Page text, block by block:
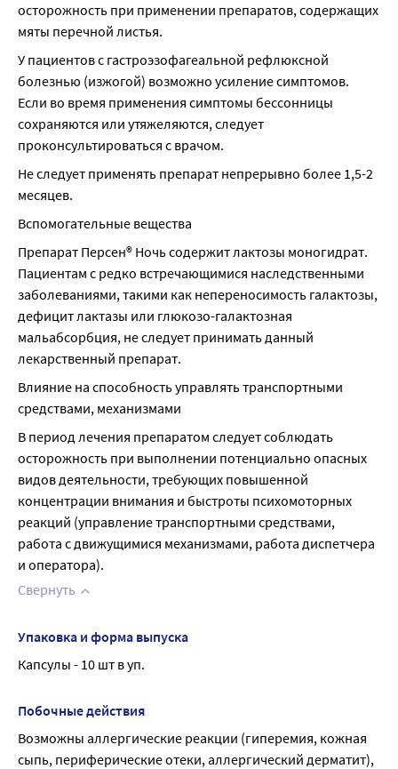
осторожность при применении препаратов, содержащих
мяты перечной листья.
У пациентов с гастроэзофагеальной рефлюксной
болезнью (изжогой) возможно усиление симптомов.
Если во время применения симптомы бессонницы
сохраняются или утяжеляются, следует
проконсультироваться с врачом.
Не следует применять препарат непрерывно более 1,5-2
месяцев.
Вспомогательные вещества
Препарат Персен® Ночь содержит лактозы моногидрат.
Пациентам с редко встречающимися наследственными
заболеваниями, такими как непереносимость галактозы,
дефицит лактазы или глюкозо-галактозная
мальабсорбция, не следует принимать данный
лекарственный препарат.
Влияние на способность управлять транспортными
средствами, механизмами
В период лечения препаратом следует соблюдать
осторожность при выполнении потенциально опасных
видов деятельности, требующих повышенной
концентрации внимания и быстроты психомоторных
реакций (управление транспортными средствами,
работа с движущимися механизмами, работа диспетчера
и оператора).
Свернуть
Упаковка и форма выпуска
Капсулы - 10 шт в уп.
Побочные действия
Возможны аллергические реакции (гиперемия, кожная
сыпь, периферические отеки, аллергический дерматит),